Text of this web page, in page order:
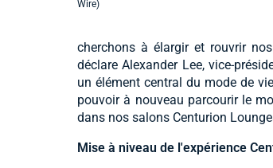
Wire)
cherchons à élargir et rouvrir
déclare Alexander Lee, vice-
un élément central du mode de
pouvoir à nouveau parcourir le
dans nos salons Centurion
Mise à niveau de l'expérience